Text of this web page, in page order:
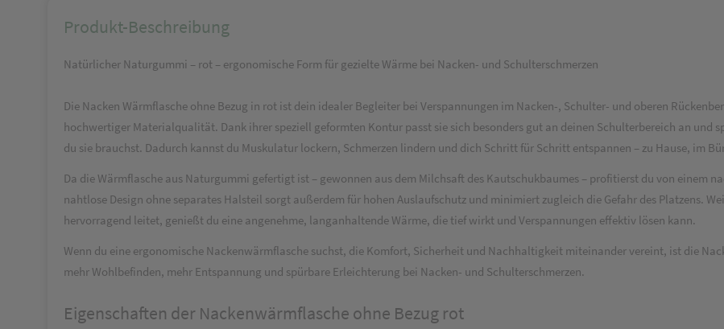
Produkt-Beschreibung
Natürlicher Naturgummi – rot – ergonomische Form für gezielte Wärme bei Nacken- und Schulterschmerzen
Die Nacken Wärmflasche ohne Bezug in rot ist dein idealer Begleiter bei Verspannungen im Nacken-, Schulter- und oberen
hochwertiger Materialqualität. Dank ihrer speziell geformten Kontur passt sie sich besonders gut an deinen Schulterbereich an und
du sie brauchst. Dadurch kannst du Muskulatur lockern, Schmerzen lindern und dich Schritt für Schritt entspannen – zu Hause, im
Da die Wärmflasche aus Naturgummi gefertigt ist – gewonnen aus dem Milchsaft des Kautschukbaumes – profitierst du von einem
nahtlose Design ohne separates Halsteil sorgt außerdem für hohen Auslaufschutz und minimiert zugleich die Gefahr des Platzens.
hervorragend leitet, genießt du eine angenehme, langanhaltende Wärme, die tief wirkt und Verspannungen effektiv lösen kann.
Wenn du eine ergonomische Nackenwärmflasche suchst, die Komfort, Sicherheit und Nachhaltigkeit miteinander vereint, ist die
mehr Wohlbefinden, mehr Entspannung und spürbare Erleichterung bei Nacken- und Schulterschmerzen.
Eigenschaften der Nackenwärmflasche ohne Bezug rot